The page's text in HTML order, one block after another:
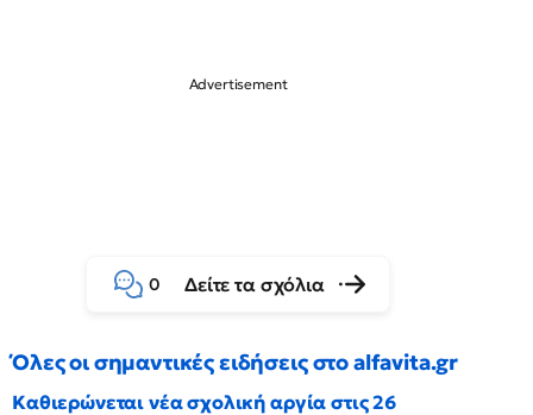
0 Δείτε τα σχόλια
Όλες οι σημαντικές ειδήσεις στο alfavita.gr
Καθιερώνεται νέα σχολική αργία στις 26